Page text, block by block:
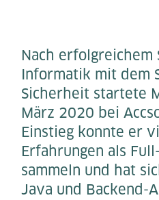
Nach erfolgreichem
Informatik mit dem
Sicherheit startete
März 2020 bei
Einstieg konnte er
Erfahrungen als
sammeln und hat
Java und Backend-